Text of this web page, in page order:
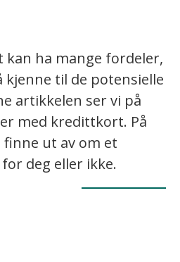
ha mange fordeler,
kjenne til de potensielle
artikkelen ser vi på
med kredittkort. På
ut av om et
deg eller ikke.